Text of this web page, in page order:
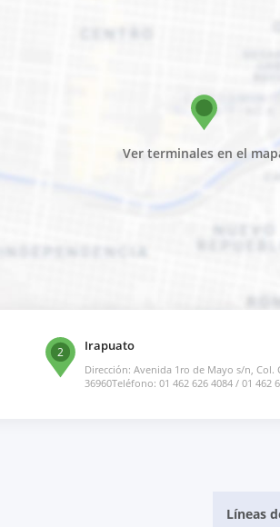
Ver terminales en el
2 Irapuato
Dirección: Avenida 1ro de Mayo s/n, Col.
36960Teléfono: 01 462 626 4084 / 01 462
Líneas